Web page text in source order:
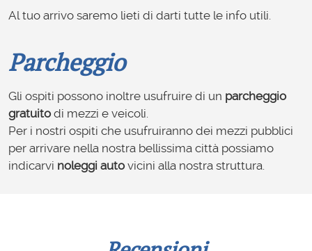
Al tuo arrivo saremo lieti di darti tutte le info utili.
Parcheggio
Gli ospiti possono inoltre usufruire di un parcheggio
gratuito di mezzi e veicoli.
Per i nostri ospiti che usufruiranno dei mezzi pubblici
per arrivare nella nostra bellissima città possiamo
indicarvi noleggi auto vicini alla nostra struttura.